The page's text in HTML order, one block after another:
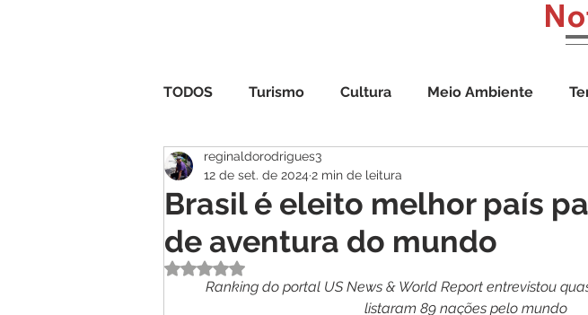
TODOS Turismo Cultura Meio Ambiente
Atualidade Geral
Brasil é eleito melhor país
de aventura do mundo
reginaldorodrigues3
12 de set. de 2024 2 min de leitura
Avaliado com NaN de 5 estrelas.
Ranking do portal US News & World Report entrevistou
listaram 89 nações pelo mundo